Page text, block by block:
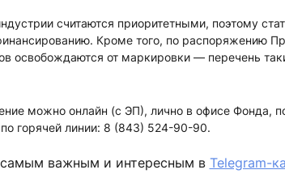
считаются приоритетными, поэтому
Кроме того, по распоряжению
освобождаются от маркировки — перечень
можно онлайн (с ЭП), лично в офисе Фонда,
горячей линии: 8 (843) 524-90-90.
самым важным и интересным в Telegram-